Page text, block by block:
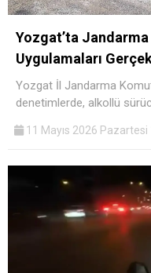
Yozgat’ta
Uygulamaları
Yozgat İl Jandarma
denetimlerde, alkollü
11 Mayıs 2026 Pazartesi